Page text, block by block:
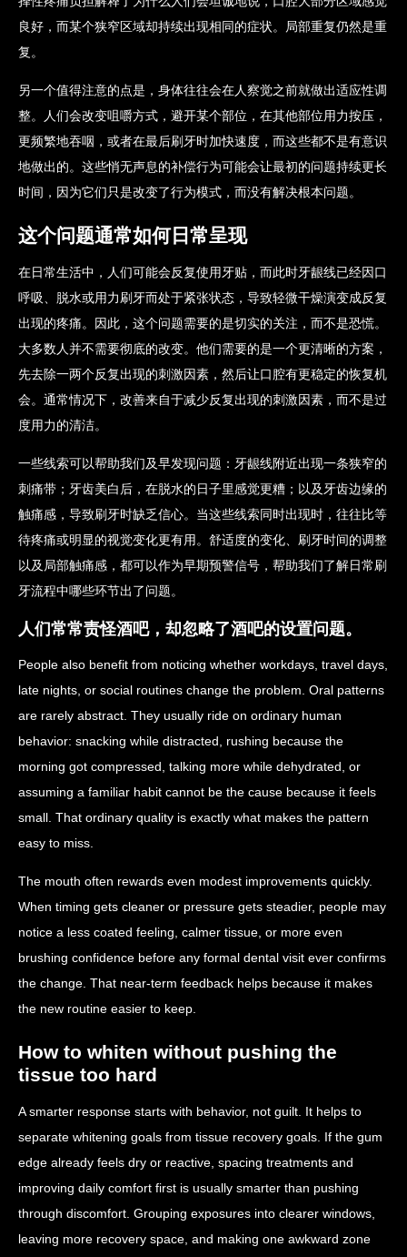
良好，而某个狭窄区域却持续出现相同的症状。局部重复仍然是重
复。
另一个值得注意的点是，身体往往会在人察觉之前就做出适应性调
整。人们会改变咀嚼方式，避开某个部位，在其他部位用力按压，
更频繁地吞咽，或者在最后刷牙时加快速度，而这些都不是有意识
地做出的。这些悄无声息的补偿行为可能会让最初的问题持续更长
时间，因为它们只是改变了行为模式，而没有解决根本问题。
这个问题通常如何日常呈现
在日常生活中，人们可能会反复使用牙贴，而此时牙龈线已经因口
呼吸、脱水或用力刷牙而处于紧张状态，导致轻微干燥演变成反复
出现的疼痛。因此，这个问题需要的是切实的关注，而不是恐慌。
大多数人并不需要彻底的改变。他们需要的是一个更清晰的方案，
先去除一两个反复出现的刺激因素，然后让口腔有更稳定的恢复机
会。通常情况下，改善来自于减少反复出现的刺激因素，而不是过
度用力的清洁。
一些线索可以帮助我们及早发现问题：牙龈线附近出现一条狭窄的
刺痛带；牙齿美白后，在脱水的日子里感觉更糟；以及牙齿边缘的
触痛感，导致刷牙时缺乏信心。当这些线索同时出现时，往往比等
待疼痛或明显的视觉变化更有用。舒适度的变化、刷牙时间的调整
以及局部触痛感，都可以作为早期预警信号，帮助我们了解日常刷
牙流程中哪些环节出了问题。
人们常常责怪酒吧，却忽略了酒吧的设置问题。
People also benefit from noticing whether workdays, travel days,
late nights, or social routines change the problem. Oral patterns
are rarely abstract. They usually ride on ordinary human
behavior: snacking while distracted, rushing because the
morning got compressed, talking more while dehydrated, or
assuming a familiar habit cannot be the cause because it feels
small. That ordinary quality is exactly what makes the pattern
easy to miss.
The mouth often rewards even modest improvements quickly.
When timing gets cleaner or pressure gets steadier, people may
notice a less coated feeling, calmer tissue, or more even
brushing confidence before any formal dental visit ever confirms
the change. That near-term feedback helps because it makes
the new routine easier to keep.
How to whiten without pushing the
tissue too hard
A smarter response starts with behavior, not guilt. It helps to
separate whitening goals from tissue recovery goals. If the gum
edge already feels dry or reactive, spacing treatments and
improving daily comfort first is usually smarter than pushing
through discomfort. Grouping exposures into clearer windows,
leaving more recovery space, and making one awkward zone